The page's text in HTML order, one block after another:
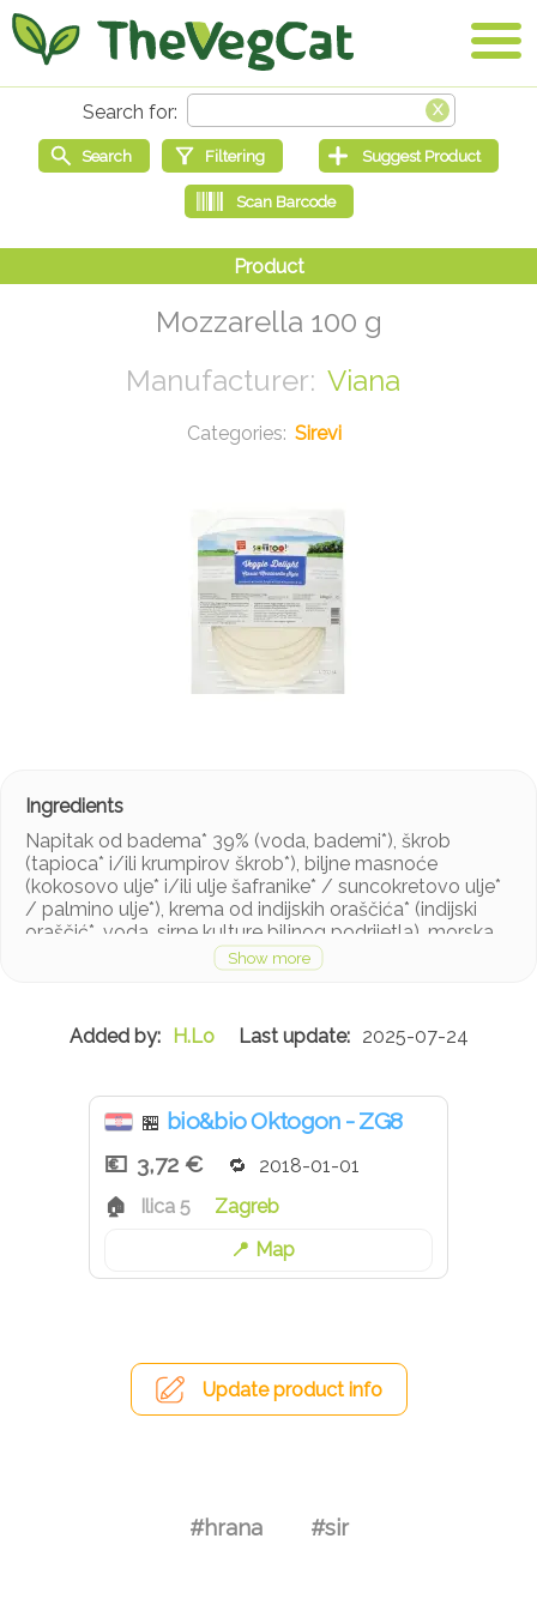
Mozzarella 100 g
Viana
Sirevi
Napitak od badema* 39% (voda, bademi*), škrob
(tapioca* i/ili krumpirov škrob*), biljne masnoće
(kokosovo ulje* i/ili ulje šafranike* / suncokretovo ulje*
/ palmino ulje*), krema od indijskih oraščića* (indijski
oraščić*, voda, sirne kulture biljnog podrijetla), morska
sol, koncentrirani sok od limuna*, rajčica u prahu*,
kurkuma*, zgušnjivač: brašno sjemenki rogača*,
šećerne trske*, prirodna aroma povrća.
H.Lo 2025-07-24
🏪 bio&bio Oktogon - ZG8
3,72 €
2018-01-01
Ilica 5
Zagreb
Map
Update product info
#hrana #sir